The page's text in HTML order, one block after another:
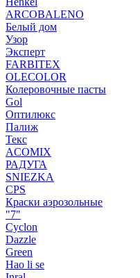
ARCOBALENO
Белый дом
Узор
Эксперт
FARBITEX
OLECOLOR
Колеровочные пасты
Gol
Оптилюкс
Палиж
Текс
ACOMIX
РАДУГА
SNIEZKA
CPS
Краски аэрозольные
"7"
Cyclon
Dazzle
Green
Hao li se